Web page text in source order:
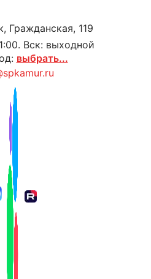
Гражданская, 119
Вск: выходной
выбрать...